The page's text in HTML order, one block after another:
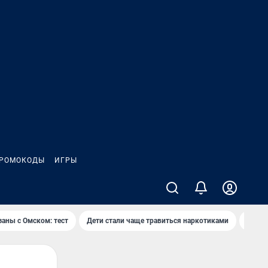
ИГРЫ
с Омском: тест Дети стали чаще травиться наркотиками